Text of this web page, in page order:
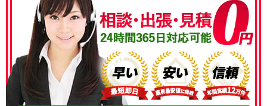
050-3186-4780